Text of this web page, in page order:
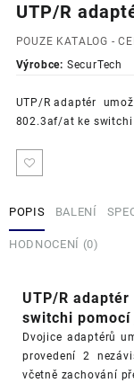
UTP/R
POUZE KATALOG -
Výrobce: SecurTech
UTP/R adaptér
802.3af/at ke switchi
POPIS BALENÍ
HODNOCENÍ (0)
UTP/R
switchi
Dvojice adaptérů
provedení 2
včetně zachování